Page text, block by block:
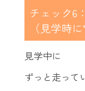
チェック6
（見学時
見学中に
ずっと走って